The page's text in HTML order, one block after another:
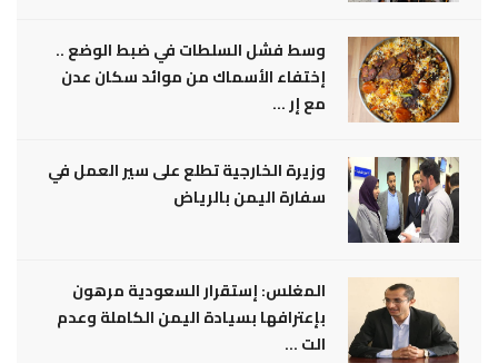
وسط فشل السلطات في ضبط الوضع ..
إختفاء الأسماك من موائد سكان عدن
مع إر ...
وزيرة الخارجية تطلع على سير العمل في
سفارة اليمن بالرياض
المغلس: إستقرار السعودية مرهون
بإعترافها بسيادة اليمن الكاملة وعدم
الت ...